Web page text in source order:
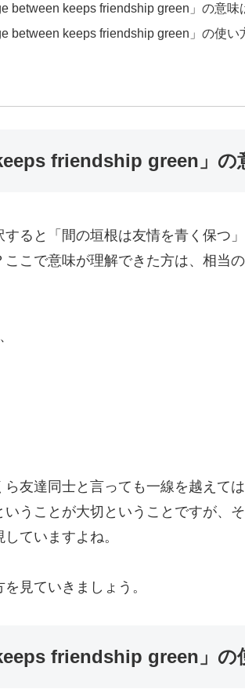
between keeps friendship green」の意味
between keeps friendship green」の使い
friendship green」の
ると「間の垣根は友情を青く保つ
こで意味が理解できた方は、相当
友達同士と言っても一線を越えて
うことが大切ということですが、
ていますよね。
見ていきましょう。
friendship green」の